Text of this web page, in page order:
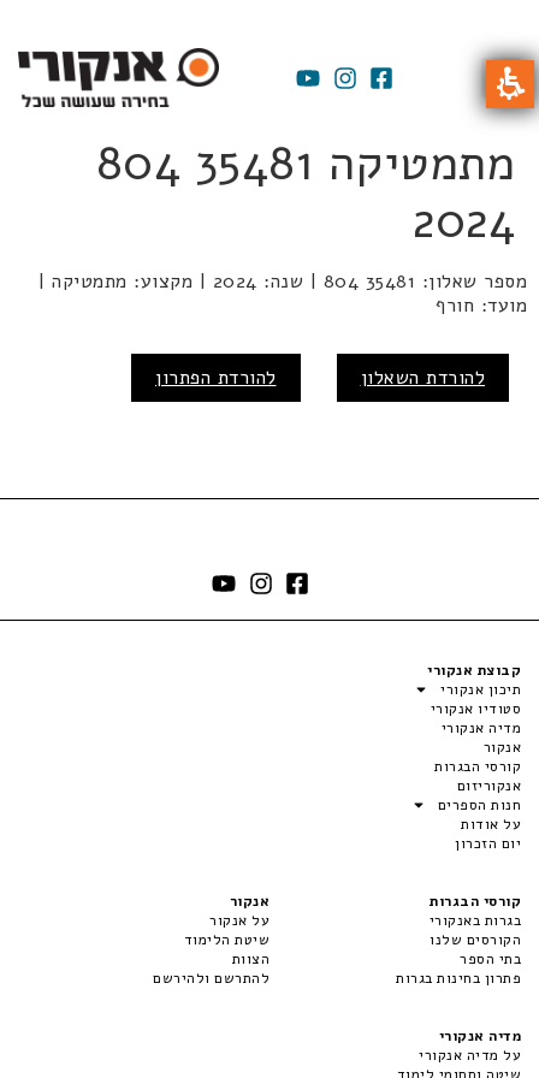
מתמטיקה 35481 804
2024
מספר שאלון: 35481 804 | שנה: 2024 | מקצוע: מתמטיקה |
מועד: חורף
להורדת השאלון להורדת הפתרון
קבוצת אנקורי
תיכון אנקורי
סטודיו אנקורי
מדיה אנקורי
אנקור
קורסי הבגרות
אנקוריזום
חנות הספרים
על אודות
יום הזכרון
קורסי הבגרות
בגרות באנקורי
הקורסים שלנו
בתי הספר
פתרון בחינות בגרות
אנקור
על אנקור
שיטת הלימוד
הצוות
להתרשם ולהירשם
מדיה אנקורי
על מדיה אנקורי